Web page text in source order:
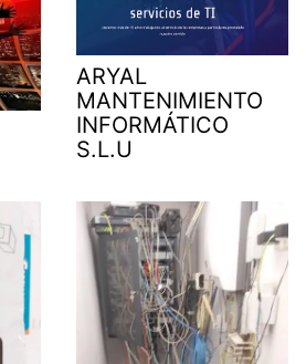
ARYAL
MANTENIMIENTO
INFORMÁTICO
S.L.U